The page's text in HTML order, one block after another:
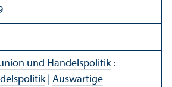
und Handels­politik:
| Auswärtige